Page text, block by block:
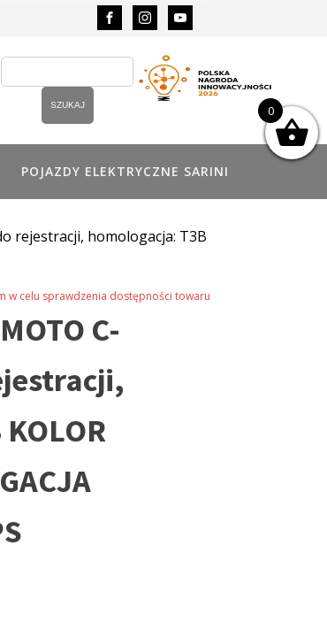
POJAZDY ELEKTRYCZNE SARINI
rejestracji, homologacja: T3B
w celu sprawdzenia dostępności towaru
C-
0